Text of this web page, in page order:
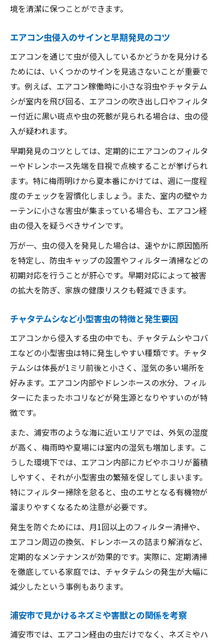
境を清潔に保つことができます。
エアコン虫侵入のサインと早期発見のコツ
エアコンを通じて虫が侵入しているかどうかを見分ける
ためには、いくつかのサインを見逃さないことが重要で
す。例えば、エアコン稼働時に小さな羽虫やチャタテム
シが室内を飛び回る、エアコンの吹き出し口やフィルタ
ー付近に黒い斑点や虫の死骸が見られる場合は、虫の侵
入が疑われます。
早期発見のコツとしては、定期的にエアコンのフィルタ
ーやドレンホース先端を目視で点検することが挙げられ
ます。特に梅雨明けから夏本番にかけては、週に一度程
度のチェックを習慣化しましょう。また、室内の壁やカ
ーテンに小さな害虫が集まっている場合も、エアコン経
由の侵入を疑うべきサインです。
万が一、虫の侵入を発見した場合は、速やかに原因箇所
を特定し、防虫キャップの設置やフィルター清掃などの
初期対応を行うことが肝心です。早期対応によって被害
の拡大を防ぎ、家族の健康リスクも軽減できます。
チャタテムシなど小型害虫の特徴と発生要因
エアコンから侵入する虫の中でも、チャタテムシやコバ
エなどの小型害虫は特に発生しやすい種類です。チャタ
テムシは体長が1ミリ前後と小さく、湿気の多い場所を
好みます。エアコン内部やドレンホースの水分、フィル
ターにたまったホコリなどが発生源となりやすいのが特
徴です。
また、浦安市のような海に近いエリアでは、外気の湿度
が高く、梅雨時や夏場には室内の湿気も増加します。こ
うした環境下では、エアコン内部にカビやホコリが蓄積
しやすく、それが小型害虫の繁殖を促してしまいます。
特にフィルター掃除を怠ると、虫のエサとなる有機物が
溜まりやすくなるため注意が必要です。
発生を防ぐためには、月1回以上のフィルター清掃や、
エアコン周辺の換気、ドレンホースの詰まり解消など、
定期的なメンテナンスが効果的です。実際に、定期清掃
を徹底している家庭では、チャタテムシの発生が大幅に
減少したという事例もあります。
浦安市で見かけるネズミや害獣との関係を考察
浦安市では、エアコン経由の虫だけでなく、ネズミやハ